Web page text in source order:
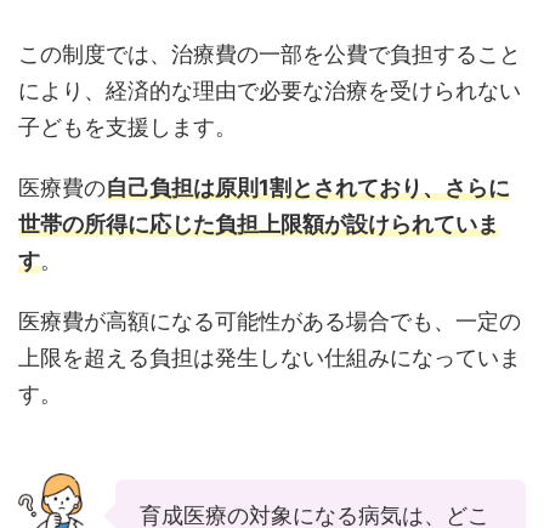
この制度では、治療費の一部を公費で負担すること
により、経済的な理由で必要な治療を受けられない
子どもを支援します。
医療費の自己負担は原則1割とされており、さらに
世帯の所得に応じた負担上限額が設けられていま
す。
医療費が高額になる可能性がある場合でも、一定の
上限を超える負担は発生しない仕組みになっていま
す。
育成医療の対象になる病気は、どこ